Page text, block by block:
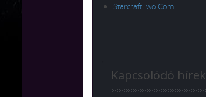
StarcraftTwo.Com
Kapcsolódó hírek